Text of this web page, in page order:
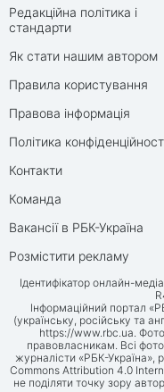
Редакційна політика і
стандарти
Як стати нашим автором
Правила користування
Правова інформація
Політика
Контакти
Команда
Вакансії в РБК-Україна
Розмістити рекламу
Ідентифікатор онлайн-
Інформаційний портал
(українську, російську та
https://www.rbc.ua.
правовласникам. Всі
журналісти «РБК-Україна»,
Commons Attribution 4.0
не поділяти точку зору